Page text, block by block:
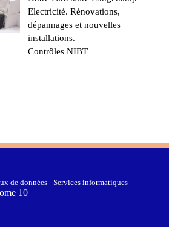
Electricité. Rénovations,
dépannages et nouvelles
installations.
Contrôles NIBT
de données - Services informatiques
10